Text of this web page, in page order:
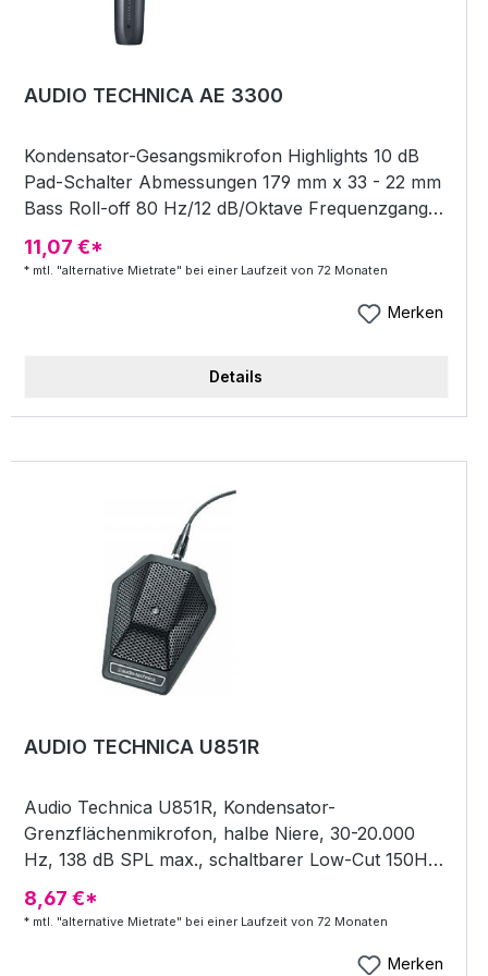
AUDIO TECHNICA AE 3300
Kondensator-Gesangsmikrofon Highlights 10 dB
Pad-Schalter Abmessungen 179 mm x 33 - 22 mm
Bass Roll-off 80 Hz/12 dB/Oktave Frequenzgang
30-18.000 Hz Gewicht 300 Gramm Highpass Filter
Impedanz 150 Ohm Richtcharakteristik Niere
11,07 €*
* mtl. "alternative Mietrate" bei einer Laufzeit von 72 Monaten
Merken
Details
AUDIO TECHNICA U851R
Audio Technica U851R, Kondensator-
Grenzflächenmikrofon, halbe Niere, 30-20.000
Hz, 138 dB SPL max., schaltbarer Low-Cut 150Hz,
6dB/oktave, UniGuard Technologie zur
Abschirmung von RF-Störungen wie zB
abnehmbares 7,6-m-Kabel mit TAF3-Anschluss an
8,67 €*
* mtl. "alternative Mietrate" bei einer Laufzeit von 72 Monaten
Merken